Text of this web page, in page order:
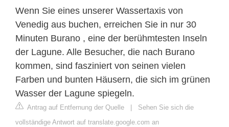
Wenn Sie eines unserer Wassertaxis von
Venedig aus buchen, erreichen Sie in nur 30
Minuten Burano , eine der berühmtesten Inseln
der Lagune. Alle Besucher, die nach Burano
kommen, sind fasziniert von seinen vielen
Farben und bunten Häusern, die sich im grünen
Wasser der Lagune spiegeln.
Antrag auf Entfernung der Quelle | Sehen Sie sich die
vollständige Antwort auf translate.google.com an